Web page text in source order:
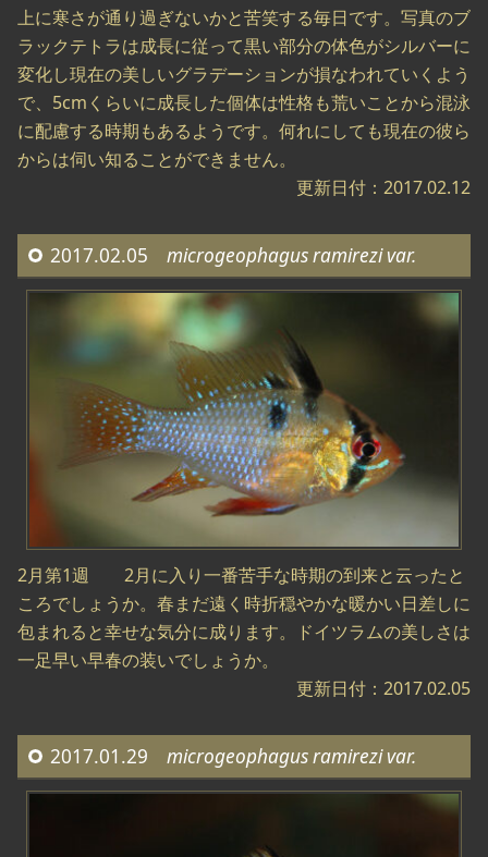
上に寒さが通り過ぎないかと苦笑する毎日です。写真のブ
ラックテトラは成長に従って黒い部分の体色がシルバーに
変化し現在の美しいグラデーションが損なわれていくよう
で、5cmくらいに成長した個体は性格も荒いことから混泳
に配慮する時期もあるようです。何れにしても現在の彼ら
からは伺い知ることができません。
更新日付：2017.02.12
2017.02.05 microgeophagus ramirezi var.
2月第1週 2月に入り一番苦手な時期の到来と云ったと
ころでしょうか。春まだ遠く時折穏やかな暖かい日差しに
包まれると幸せな気分に成ります。ドイツラムの美しさは
一足早い早春の装いでしょうか。
更新日付：2017.02.05
2017.01.29 microgeophagus ramirezi var.